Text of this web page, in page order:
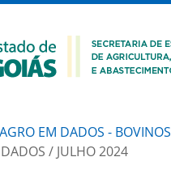
AGRO EM DADOS - BOVINOS
/ JULHO 2024